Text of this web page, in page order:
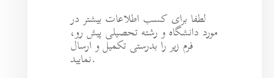
بیشتر در
تحصیلی پیش رو،
تکمیل و ارسال